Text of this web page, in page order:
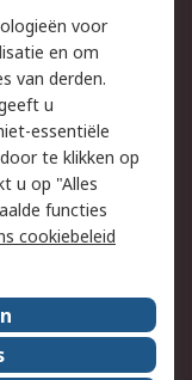
voor
en om
van derden.
u
essentiële
te klikken op
u op "Alles
functies
cookiebeleid